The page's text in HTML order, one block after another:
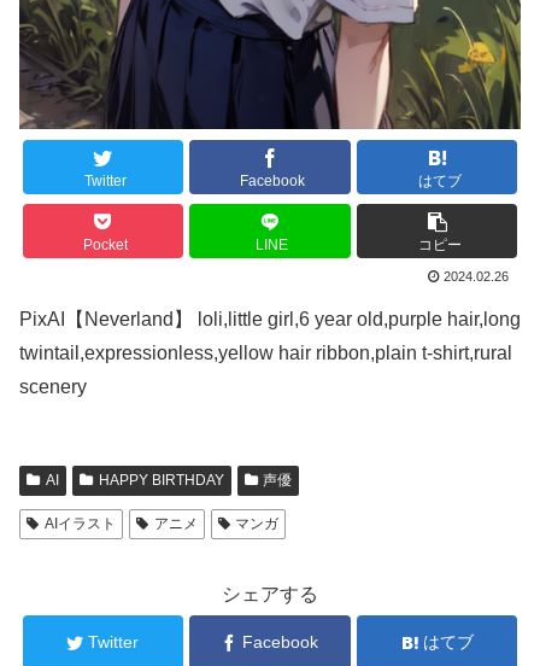
Twitter Facebook はてブ
Pocket LINE コピー
2024.02.26
PixAI【Neverland】 loli,little girl,6 year old,purple hair,long
twintail,expressionless,yellow hair ribbon,plain t-shirt,rural
scenery
AI HAPPY BIRTHDAY 声優
AIイラスト アニメ マンガ
シェアする
Twitter Facebook はてブ